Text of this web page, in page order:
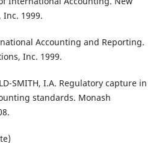
Inc. 1999.
Accounting and Reporting.
Inc. 1999.
SMITH, I.A. Regulatory capture in
standards. Monash